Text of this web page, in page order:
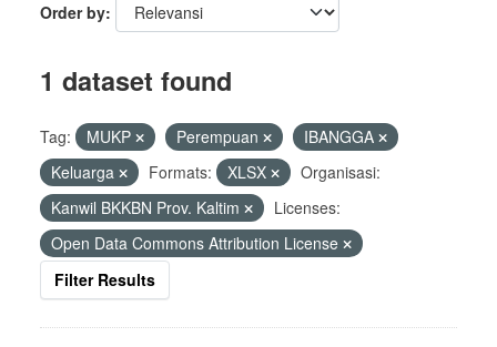
Order by
1 dataset found
Tag: MUKP Perempuan
IBANGGA
Keluarga
Formats: XLSX
Organisasi:
Kanwil BKKBN Prov. Kaltim
Licenses:
Open Data Commons Attribution License
Filter Results